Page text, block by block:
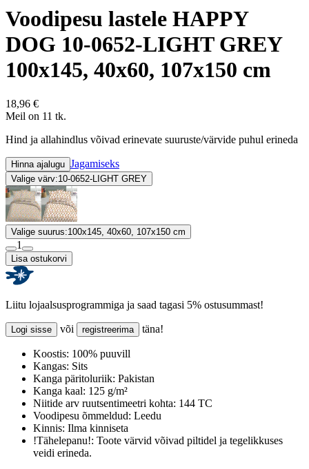
Voodipesu lastele HAPPY
DOG 10-0652-LIGHT GREY
100x145, 40x60, 107x150 cm
18,96 €
Meil on 11 tk.
Hind ja allahindlus võivad erinevate suuruste/värvide puhul erineda
Hinna ajalugu Jagamiseks
Valige värv:10-0652-LIGHT GREY
Valige suurus:100x145, 40x60, 107x150 cm
1
Lisa ostukorvi
Liitu lojaalsusprogrammiga ja saad tagasi 5% ostusummast!
Logi sisse või registreerima täna!
Koostis: 100% puuvill
Kangas: Sits
Kanga päritoluriik: Pakistan
Kanga kaal: 125 g/m²
Niitide arv ruutsentimeetri kohta: 144 TC
Voodipesu õmmeldud: Leedu
Kinnis: Ilma kinniseta
!Tähelepanu!: Toote värvid võivad piltidel ja tegelikkuses
veidi erineda.